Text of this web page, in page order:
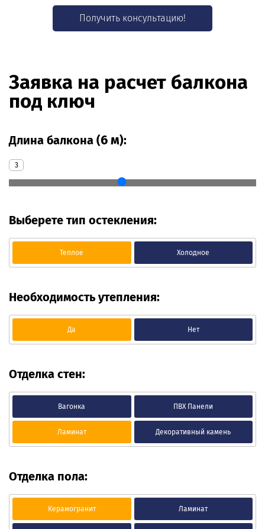
Получить консультацию!
Заявка на расчет балкона
под ключ
Длина балкона (6 м):
3
Выберете тип остекления:
Теплое Холодное
Необходимость утепления:
Да Нет
Отделка стен:
Вагонка ПВХ Панели
Ламинат Декоративный камень
Отделка пола:
Керамогранит Ламинат